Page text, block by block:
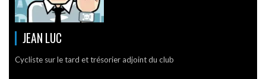
JEAN LUC
Cycliste sur le tard et trésorier adjoint du club